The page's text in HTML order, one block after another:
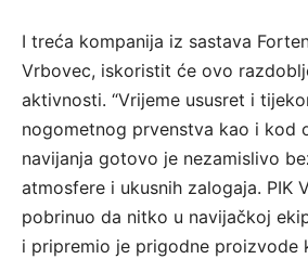
I treća kompanija iz sastava
Vrbovec, iskoristit će ovo
aktivnosti. “Vrijeme ususret i
nogometnog prvenstva kao i kod
navijanja gotovo je nezamislivo
atmosfere i ukusnih zalogaja. PIK
pobrinuo da nitko u navijačkoj
i pripremio je prigodne proizvode